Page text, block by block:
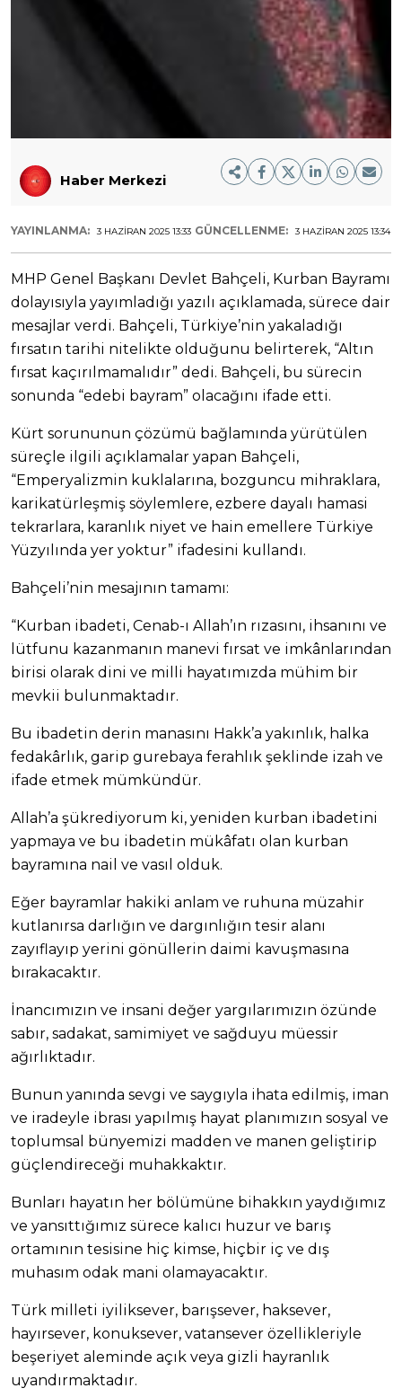
Haber Merkezi
YAYINLANMA: 3 HAZIRAN 2025 13:33 GÜNCELLENME: 3 HAZIRAN 2025 13:34
MHP Genel Başkanı Devlet Bahçeli, Kurban Bayramı
dolayısıyla yayımladığı yazılı açıklamada, sürece dair
mesajlar verdi. Bahçeli, Türkiye’nin yakaladığı
fırsatın tarihi nitelikte olduğunu belirterek, “Altın
fırsat kaçırılmamalıdır” dedi. Bahçeli, bu sürecin
sonunda “edebi bayram” olacağını ifade etti.
Kürt sorununun çözümü bağlamında yürütülen
süreçle ilgili açıklamalar yapan Bahçeli,
“Emperyalizmin kuklalarına, bozguncu mihraklara,
karikatürleşmiş söylemlere, ezbere dayalı hamasi
tekrarlara, karanlık niyet ve hain emellere Türkiye
Yüzyılında yer yoktur” ifadesini kullandı.
Bahçeli’nin mesajının tamamı:
“Kurban ibadeti, Cenab-ı Allah’ın rızasını, ihsanını ve
lütfunu kazanmanın manevi fırsat ve imkânlarından
birisi olarak dini ve milli hayatımızda mühim bir
mevkii bulunmaktadır.
Bu ibadetin derin manasını Hakk’a yakınlık, halka
fedakârlık, garip gurebaya ferahlık şeklinde izah ve
ifade etmek mümkündür.
Allah’a şükrediyorum ki, yeniden kurban ibadetini
yapmaya ve bu ibadetin mükâfatı olan kurban
bayramına nail ve vasıl olduk.
Eğer bayramlar hakiki anlam ve ruhuna müzahir
kutlanırsa darlığın ve dargınlığın tesir alanı
zayıflayıp yerini gönüllerin daimi kavuşmasına
bırakacaktır.
İnancımızın ve insani değer yargılarımızın özünde
sabır, sadakat, samimiyet ve sağduyu müessir
ağırlıktadır.
Bunun yanında sevgi ve saygıyla ihata edilmiş, iman
ve iradeyle ibrası yapılmış hayat planımızın sosyal ve
toplumsal bünyemizi madden ve manen geliştirip
güçlendireceği muhakkaktır.
Bunları hayatın her bölümüne bihakkın yaydığımız
ve yansıttığımız sürece kalıcı huzur ve barış
ortamının tesisine hiç kimse, hiçbir iç ve dış
muhasım odak mani olamayacaktır.
Türk milleti iyiliksever, barışsever, haksever,
hayırsever, konuksever, vatansever özellikleriyle
beşeriyet aleminde açık veya gizli hayranlık
uyandırmaktadır.